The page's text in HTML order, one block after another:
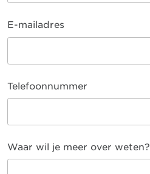
E-mailadres
Telefoonnummer
Waar wil je meer over weten?